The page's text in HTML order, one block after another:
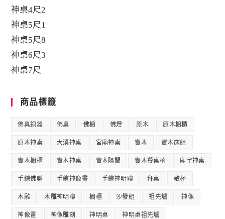
神桌4尺2
神桌5尺1
神桌5尺8
神桌6尺3
神桌7尺
商品標籤
佛具銅器 佛桌 佛櫥 佛燈 原木 原木櫥櫃
原木神桌 大溪神桌 宮廟神桌 實木 實木床組
實木櫥櫃 實木神桌 實木隔間 實木餐桌椅 廟宇神桌
手繪佛聯 手繪神像畫 手繪神明聯 拜桌 敬杯
木雕 木雕神明聯 櫥櫃 沙發組 祖先爐 神像
神像畫 神像雕刻 神明桌 神明桌祖先爐